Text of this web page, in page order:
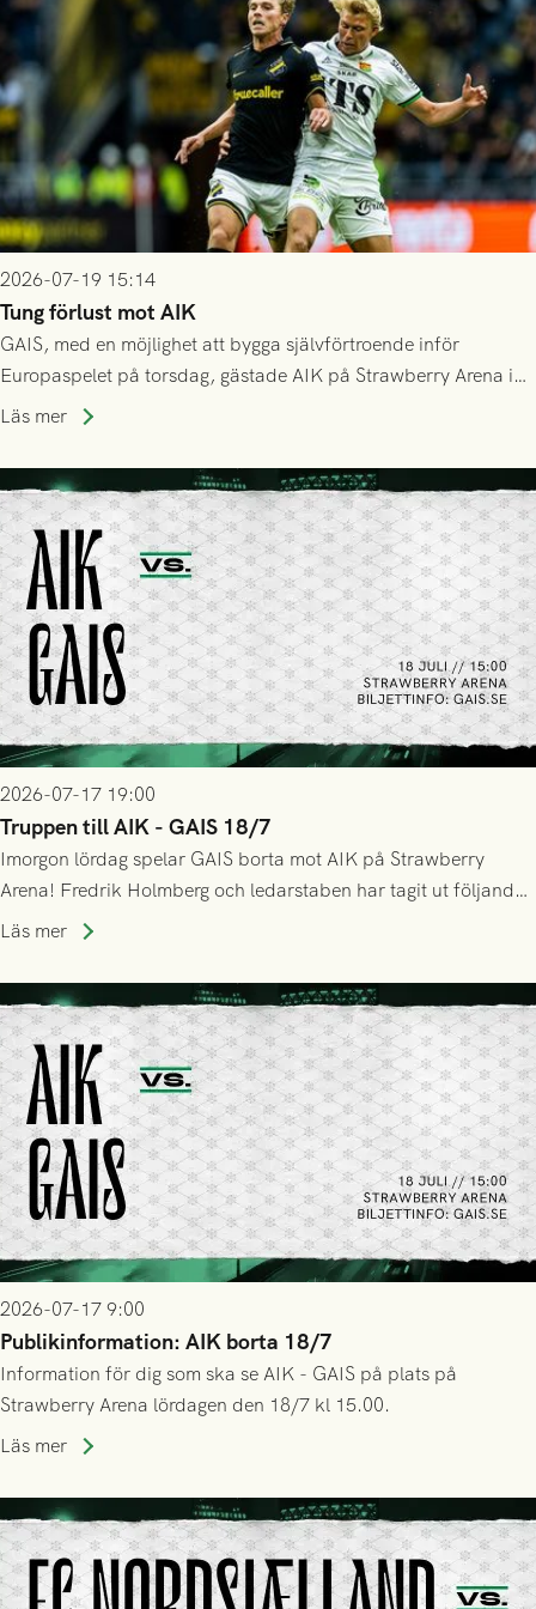
2026-07-19 15:14
Tung förlust mot AIK
GAIS, med en möjlighet att bygga självförtroende inför
Europaspelet på torsdag, gästade AIK på Strawberry Arena i
Stockholm . Men trots konstant hotande i första halvlek av
lyckades få in 2-0.
Läs mer
2026-07-17 19:00
Truppen till AIK - GAIS 18/7
Imorgon lördag spelar GAIS borta mot AIK på Strawberry
Arena! Fredrik Holmberg och ledarstaben har tagit ut följande
trupp till matchen:
Läs mer
2026-07-17 9:00
Publikinformation: AIK borta 18/7
Information för dig som ska se AIK - GAIS på plats på
Strawberry Arena lördagen den 18/7 kl 15.00.
Läs mer